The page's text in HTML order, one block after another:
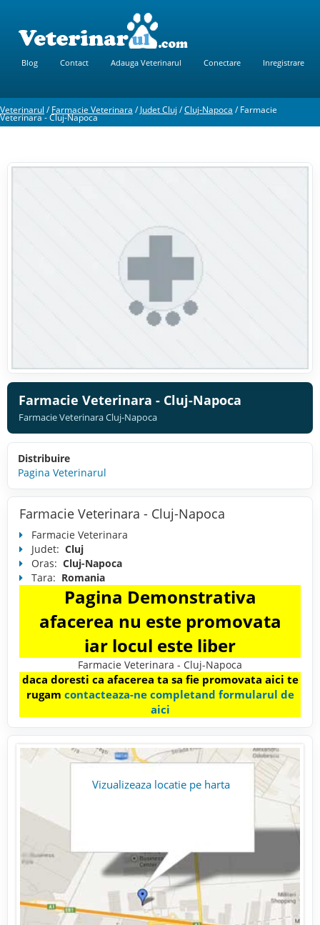
Blog Contact Adauga Veterinarul Conectare Inregistrare
Veterinarul /Farmacie Veterinara /Judet Cluj /Cluj-Napoca /Farmacie
Veterinara - Cluj-Napoca
Farmacie Veterinara - Cluj-Napoca
Farmacie Veterinara Cluj-Napoca
Distribuire
Pagina Veterinarul
Farmacie Veterinara - Cluj-Napoca
Farmacie Veterinara
Judet: Cluj
Oras: Cluj-Napoca
Tara: Romania
Pagina Demonstrativa
afacerea nu este promovata
iar locul este liber
Farmacie Veterinara - Cluj-Napoca
daca doresti ca afacerea ta sa fie promovata aici te
rugam contacteaza-ne completand formularul de
aici
Vizualizeaza locatie pe harta